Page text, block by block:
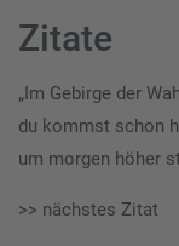
Zitate
„Im Gebirge der
du kommst schon
um morgen höher
>> nächstes Zitat